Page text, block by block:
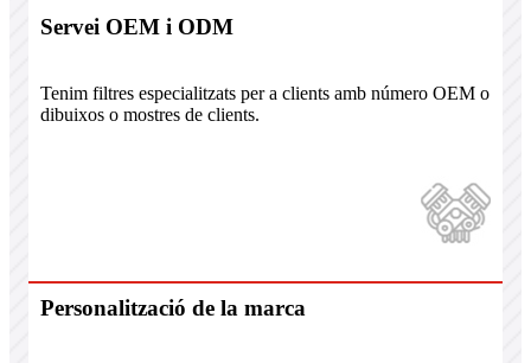
Servei OEM i ODM
Tenim filtres especialitzats per a clients amb número OEM o
dibuixos o mostres de clients.
Personalització de la marca